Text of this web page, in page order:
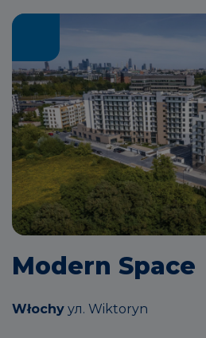
Modern Space
Włochy ул. Wiktoryn